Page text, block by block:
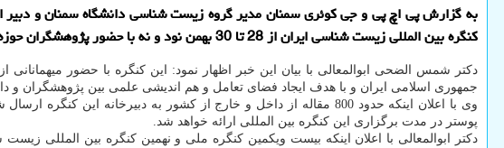
به گزارش پی اچ پی و جی کوئری سمنان مدیر گروه زیست شناسی دانشگاه سمنان و
کنگره بین المللی زیست شناسی ایران از 28 تا 30 بهمن نود و نه با حضور پژوهشگران حوزه زیست شناسی از داخل و خارج از کشور به میزبانی دانشگاه سمنان انجام می شود.
دکتر شمس الضحی ابوالمعالی با بیان این خبر اظهار نمود: این کنگره با حضور
جمهوری اسلامی ایران و با هدف ایجاد فضای تعامل و هم اندیشی علمی بین پژوهشگران
پوستر در مدت برگزاری این کنگره بین المللی ارائه خواهد شد.
دکتر ابوالمعالی با اعلان اینکه بیست ویکمین کنگره ملی و نهمین کنگره بین